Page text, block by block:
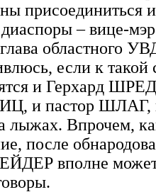
присоединиться
диаспоры – вице-
областного
если к такой
и Герхард
и пастор ШЛАГ,
лыжах. Впрочем,
после
вполне